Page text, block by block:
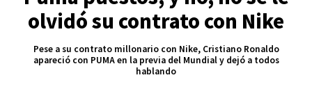
olvidó su contrato con Nike
Pese a su contrato millonario con Nike, Cristiano Ronaldo
apareció con PUMA en la previa del Mundial y dejó a todos
hablando